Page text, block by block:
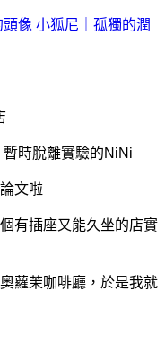
小狐尼｜孤獨的潤
時脫離實驗的NiNi
文啦
有插座又能久坐的店實
蘿茉咖啡廳，於是我就